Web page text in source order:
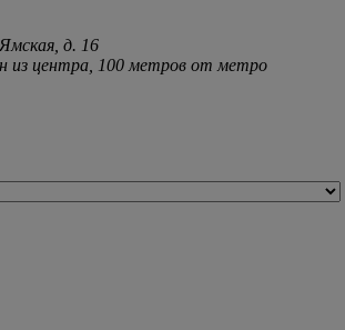
д. 16
из центра, 100 метров от метро